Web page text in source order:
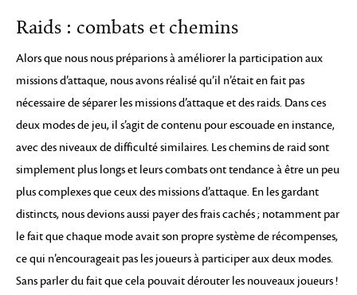
Raids : combats et chemins
Alors que nous nous préparions à améliorer la participation aux
missions d’attaque, nous avons réalisé qu’il n’était en fait pas
nécessaire de séparer les missions d’attaque et des raids. Dans ces
deux modes de jeu, il s’agit de contenu pour escouade en instance,
avec des niveaux de difficulté similaires. Les chemins de raid sont
simplement plus longs et leurs combats ont tendance à être un peu
plus complexes que ceux des missions d’attaque. En les gardant
distincts, nous devions aussi payer des frais cachés ; notamment par
le fait que chaque mode avait son propre système de récompenses,
ce qui n’encourageait pas les joueurs à participer aux deux modes.
Sans parler du fait que cela pouvait dérouter les nouveaux joueurs !